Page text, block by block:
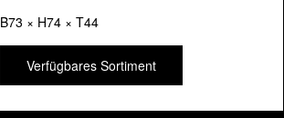
B73 × H74 × T44
Verfügbares Sortiment